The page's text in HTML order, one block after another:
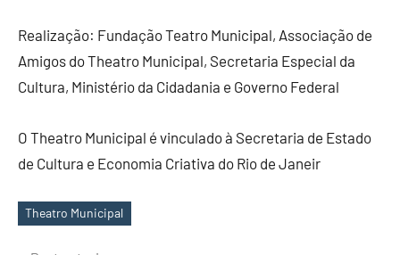
Realização: Fundação Teatro Municipal, Associação de
Amigos do Theatro Municipal, Secretaria Especial da
Cultura, Ministério da Cidadania e Governo Federal
O Theatro Municipal é vinculado à Secretaria de Estado
de Cultura e Economia Criativa do Rio de Janeir
Tags
Theatro Municipal